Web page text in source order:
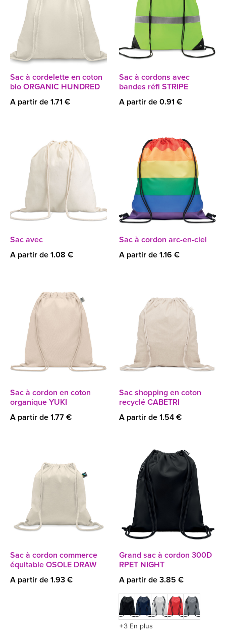
Sac à cordelette en coton
bio ORGANIC HUNDRED
A partir de 1.71 €
Sac à cordons avec
bandes réfl STRIPE
A partir de 0.91 €
Sac avec
A partir de 1.08 €
Sac à cordon arc-en-ciel
A partir de 1.16 €
Sac à cordon en coton
organique YUKI
A partir de 1.77 €
Sac shopping en coton
recyclé CABETRI
A partir de 1.54 €
Sac à cordon commerce
équitable OSOLE DRAW
A partir de 1.93 €
Grand sac à cordon 300D
RPET NIGHT
A partir de 3.85 €
+3 En plus